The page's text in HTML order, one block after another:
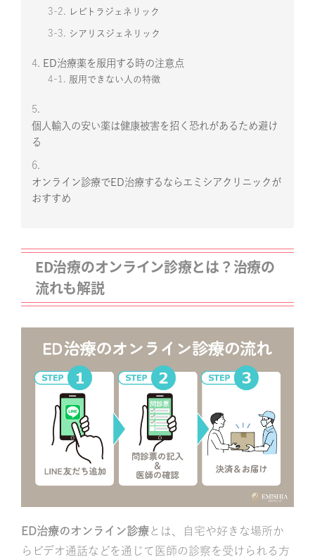
3-2. レビトラジェネリック
3-3. シアリスジェネリック
4. ED治療薬を服用する時の注意点
4-1. 服用できない人の特徴
5.
個人輸入の安い薬は健康被害を招く恐れがあるため避け
る
6.
オンライン診療でED治療するならエミシアクリニックが
おすすめ
ED治療のオンライン診療とは？治療の
流れも解説
ED治療のオンライン診療とは、自宅や好きな場所か
らビデオ通話などを通じて医師の診察を受けられる方